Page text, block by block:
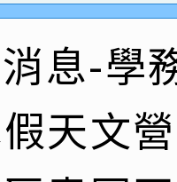
加桃園市
導老師王
本校四年
英語競賽
本校參加
息-學
天文